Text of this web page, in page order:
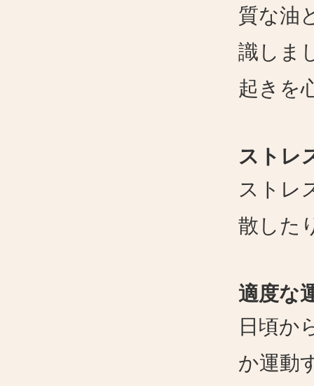
質な油
識しま
起きを
ストレ
ストレ
散した
適度な
日頃か
か運動